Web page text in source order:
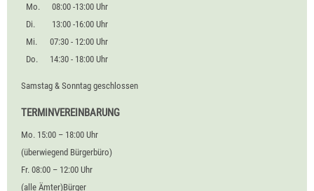
Mo.
08:00 -13:00 Uhr
Di.
13:00 -16:00 Uhr
Mi.
07:30 - 12:00 Uhr
Do.
14:30 - 18:00 Uhr
Samstag & Sonntag geschlossen
TERMINVEREINBARUNG
Mo. 15:00 – 18:00 Uhr
(überwiegend Bürgerbüro)
Fr. 08:00 – 12:00 Uhr
(alle Ämter)Bürger